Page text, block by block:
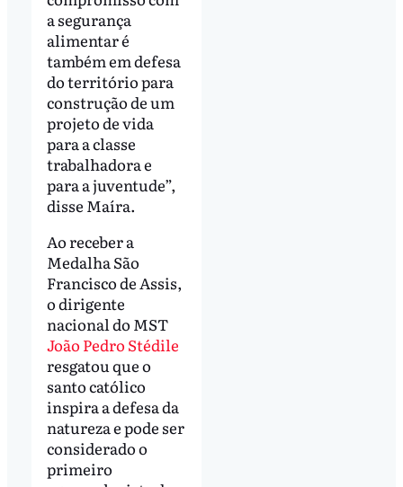
a segurança
alimentar é
também em defesa
do território para
construção de um
projeto de vida
para a classe
trabalhadora e
para a juventude”,
disse Maíra.
Ao receber a
Medalha São
Francisco de Assis,
o dirigente
nacional do MST
João Pedro Stédile
resgatou que o
santo católico
inspira a defesa da
natureza e pode ser
considerado o
primeiro